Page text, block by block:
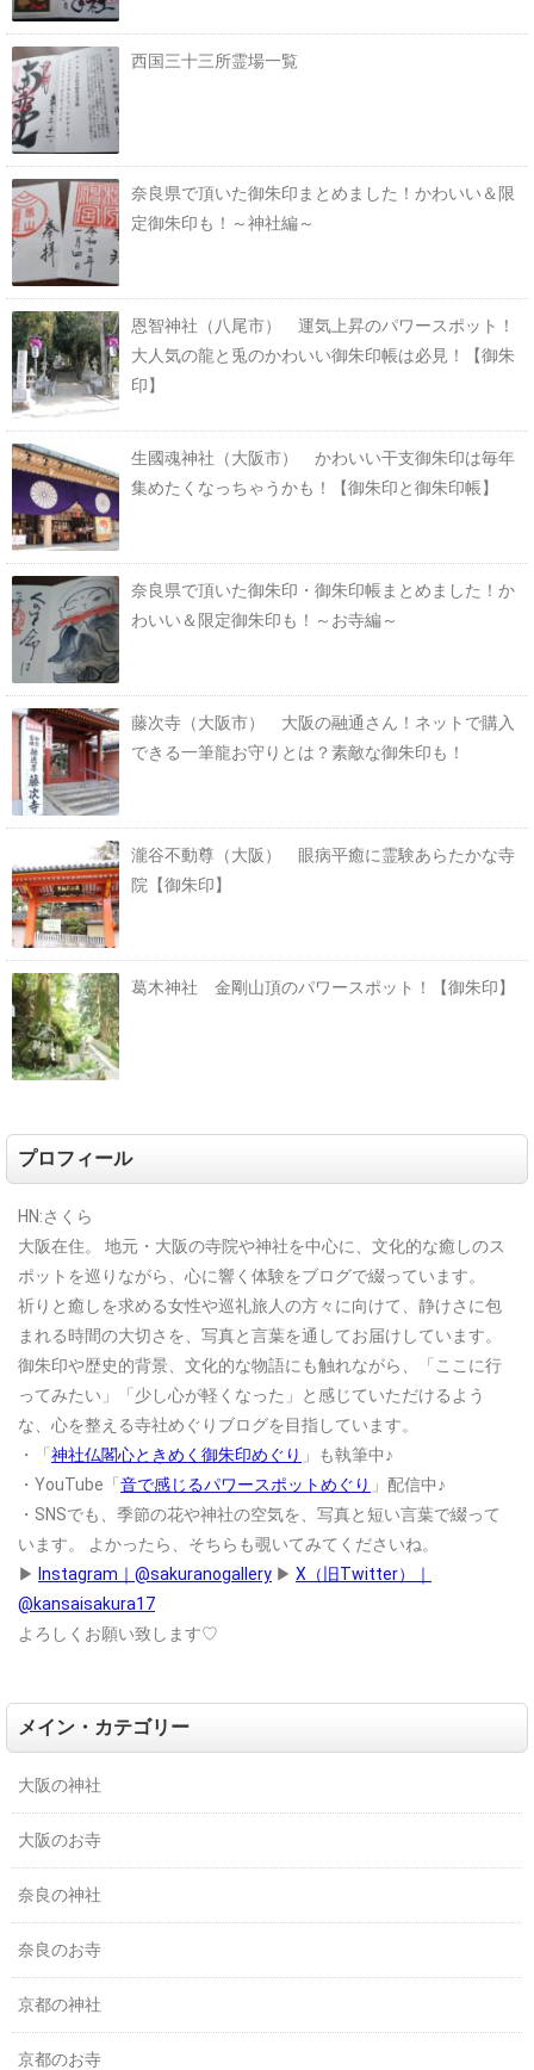
西国三十三所霊場一覧
奈良県で頂いた御朱印まとめました！かわいい＆限
定御朱印も！～神社編～
恩智神社（八尾市） 運気上昇のパワースポット！
大人気の龍と兎のかわいい御朱印帳は必見！【御朱
印】
生國魂神社（大阪市） かわいい干支御朱印は毎年
集めたくなっちゃうかも！【御朱印と御朱印帳】
奈良県で頂いた御朱印・御朱印帳まとめました！か
わいい＆限定御朱印も！～お寺編～
藤次寺（大阪市） 大阪の融通さん！ネットで購入
できる一筆龍お守りとは？素敵な御朱印も！
瀧谷不動尊（大阪） 眼病平癒に霊験あらたかな寺
院【御朱印】
葛木神社 金剛山頂のパワースポット！【御朱印】
プロフィール
HN:さくら
大阪在住。
地元・大阪の寺院や神社を中心に、文化的な癒しのス
ポットを巡りながら、心に響く体験をブログで綴っています。
祈りと癒しを求める女性や巡礼旅人の方々に向けて、静けさに包
まれる時間の大切さを、写真と言葉を通してお届けしています。
御朱印や歴史的背景、文化的な物語にも触れながら、「ここに行
ってみたい」「少し心が軽くなった」と感じていただけるよう
な、心を整える寺社めぐりブログを目指しています。
・「 神社仏閣心ときめく御朱印めぐり 」も執筆中♪
・YouTube「 音で感じるパワースポットめぐり 」配信中♪
・SNSでも、季節の花や神社の空気を、写真と短い言葉で綴って
います。
よかったら、そちらも覗いてみてくださいね。
▶ Instagram｜@sakuranogallery ▶ X（旧Twitter）｜
@kansaisakura17
よろしくお願い致します♡
メイン・カテゴリー
大阪の神社
大阪のお寺
奈良の神社
奈良のお寺
京都の神社
京都のお寺